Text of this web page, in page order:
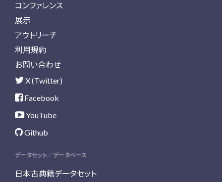
コンファレンス
展示
アウトリーチ
利用規約
お問い合わせ
X (Twitter)
Facebook
YouTube
Github
データセット／データベース
日本古典籍データセット